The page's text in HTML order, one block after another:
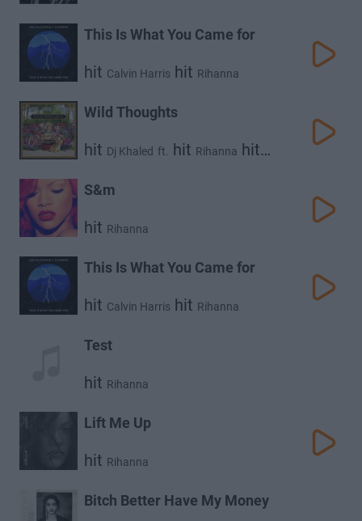
This Is What You Came for
hit Calvin Harris hit Rihanna
Wild Thoughts
hit Dj Khaled ft. hit Rihanna hit
S&m
hit Rihanna
This Is What You Came for
hit Calvin Harris hit Rihanna
Test
hit Rihanna
Lift Me Up
hit Rihanna
Bitch Better Have My Money